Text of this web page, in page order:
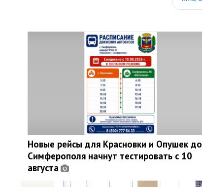
Новые рейсы для Красновки и Опушек до
Симферополя начнут тестировать с 10
августа